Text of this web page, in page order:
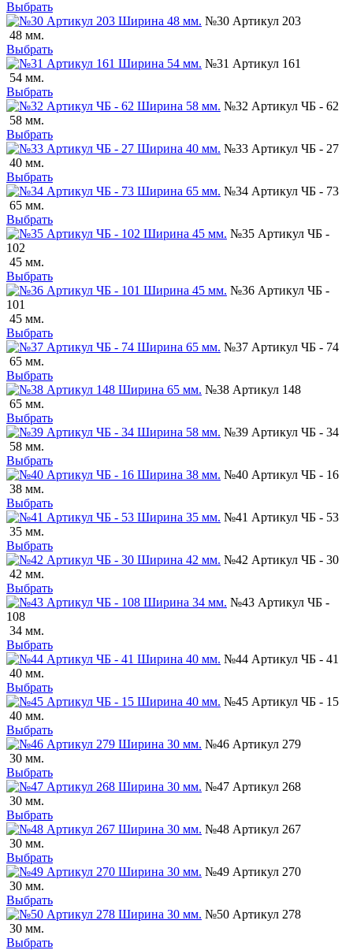
Выбрать
№30 Артикул 203
48 мм.
Выбрать
№31 Артикул 161
54 мм.
Выбрать
№32 Артикул ЧБ - 62
58 мм.
Выбрать
№33 Артикул ЧБ - 27
40 мм.
Выбрать
№34 Артикул ЧБ - 73
65 мм.
Выбрать
№35 Артикул ЧБ -
102
45 мм.
Выбрать
№36 Артикул ЧБ -
101
45 мм.
Выбрать
№37 Артикул ЧБ - 74
65 мм.
Выбрать
№38 Артикул 148
65 мм.
Выбрать
№39 Артикул ЧБ - 34
58 мм.
Выбрать
№40 Артикул ЧБ - 16
38 мм.
Выбрать
№41 Артикул ЧБ - 53
35 мм.
Выбрать
№42 Артикул ЧБ - 30
42 мм.
Выбрать
№43 Артикул ЧБ -
108
34 мм.
Выбрать
№44 Артикул ЧБ - 41
40 мм.
Выбрать
№45 Артикул ЧБ - 15
40 мм.
Выбрать
№46 Артикул 279
30 мм.
Выбрать
№47 Артикул 268
30 мм.
Выбрать
№48 Артикул 267
30 мм.
Выбрать
№49 Артикул 270
30 мм.
Выбрать
№50 Артикул 278
30 мм.
Выбрать